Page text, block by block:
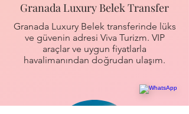
Granada Luxury Belek Transfer
Granada Luxury Belek transferinde lüks
ve güvenin adresi Viva Turizm. VIP
araçlar ve uygun fiyatlarla
havalimanından doğrudan ulaşım.